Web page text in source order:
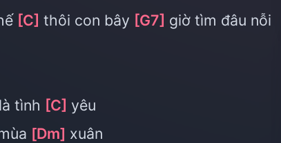
[C] thôi con bây [G7] giờ tìm đâu nỗi
tình [C] yêu
[Dm] xuân